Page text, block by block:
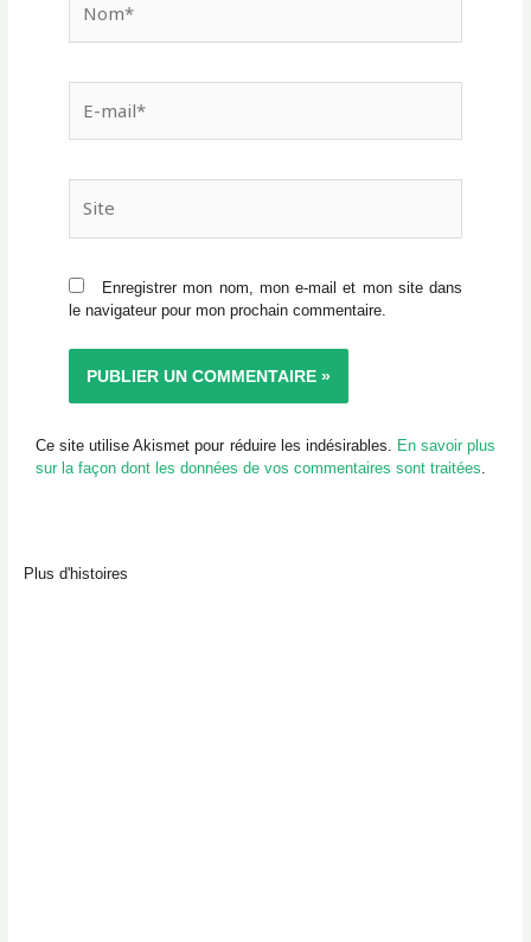
mail*
Enregistrer mon nom, mon e-mail et mon site dans
le navigateur pour mon prochain commentaire.
Ce site utilise Akismet pour réduire les indésirables. En savoir plus
sur la façon dont les données de vos commentaires sont traitées.
Plus d'histoires